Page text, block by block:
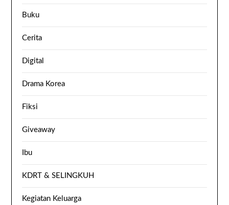
Buku
Cerita
Digital
Drama Korea
Fiksi
Giveaway
Ibu
KDRT & SELINGKUH
Kegiatan Keluarga